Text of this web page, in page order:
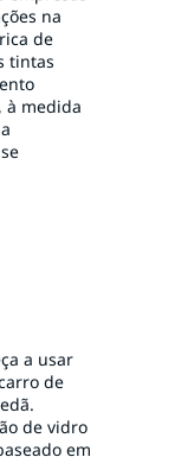
na
de
tintas
à medida
a usar
de
de vidro
em